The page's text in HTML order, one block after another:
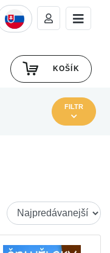
KOŠÍK
FILTR